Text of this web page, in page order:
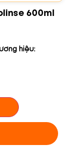
600ml
hiệu: